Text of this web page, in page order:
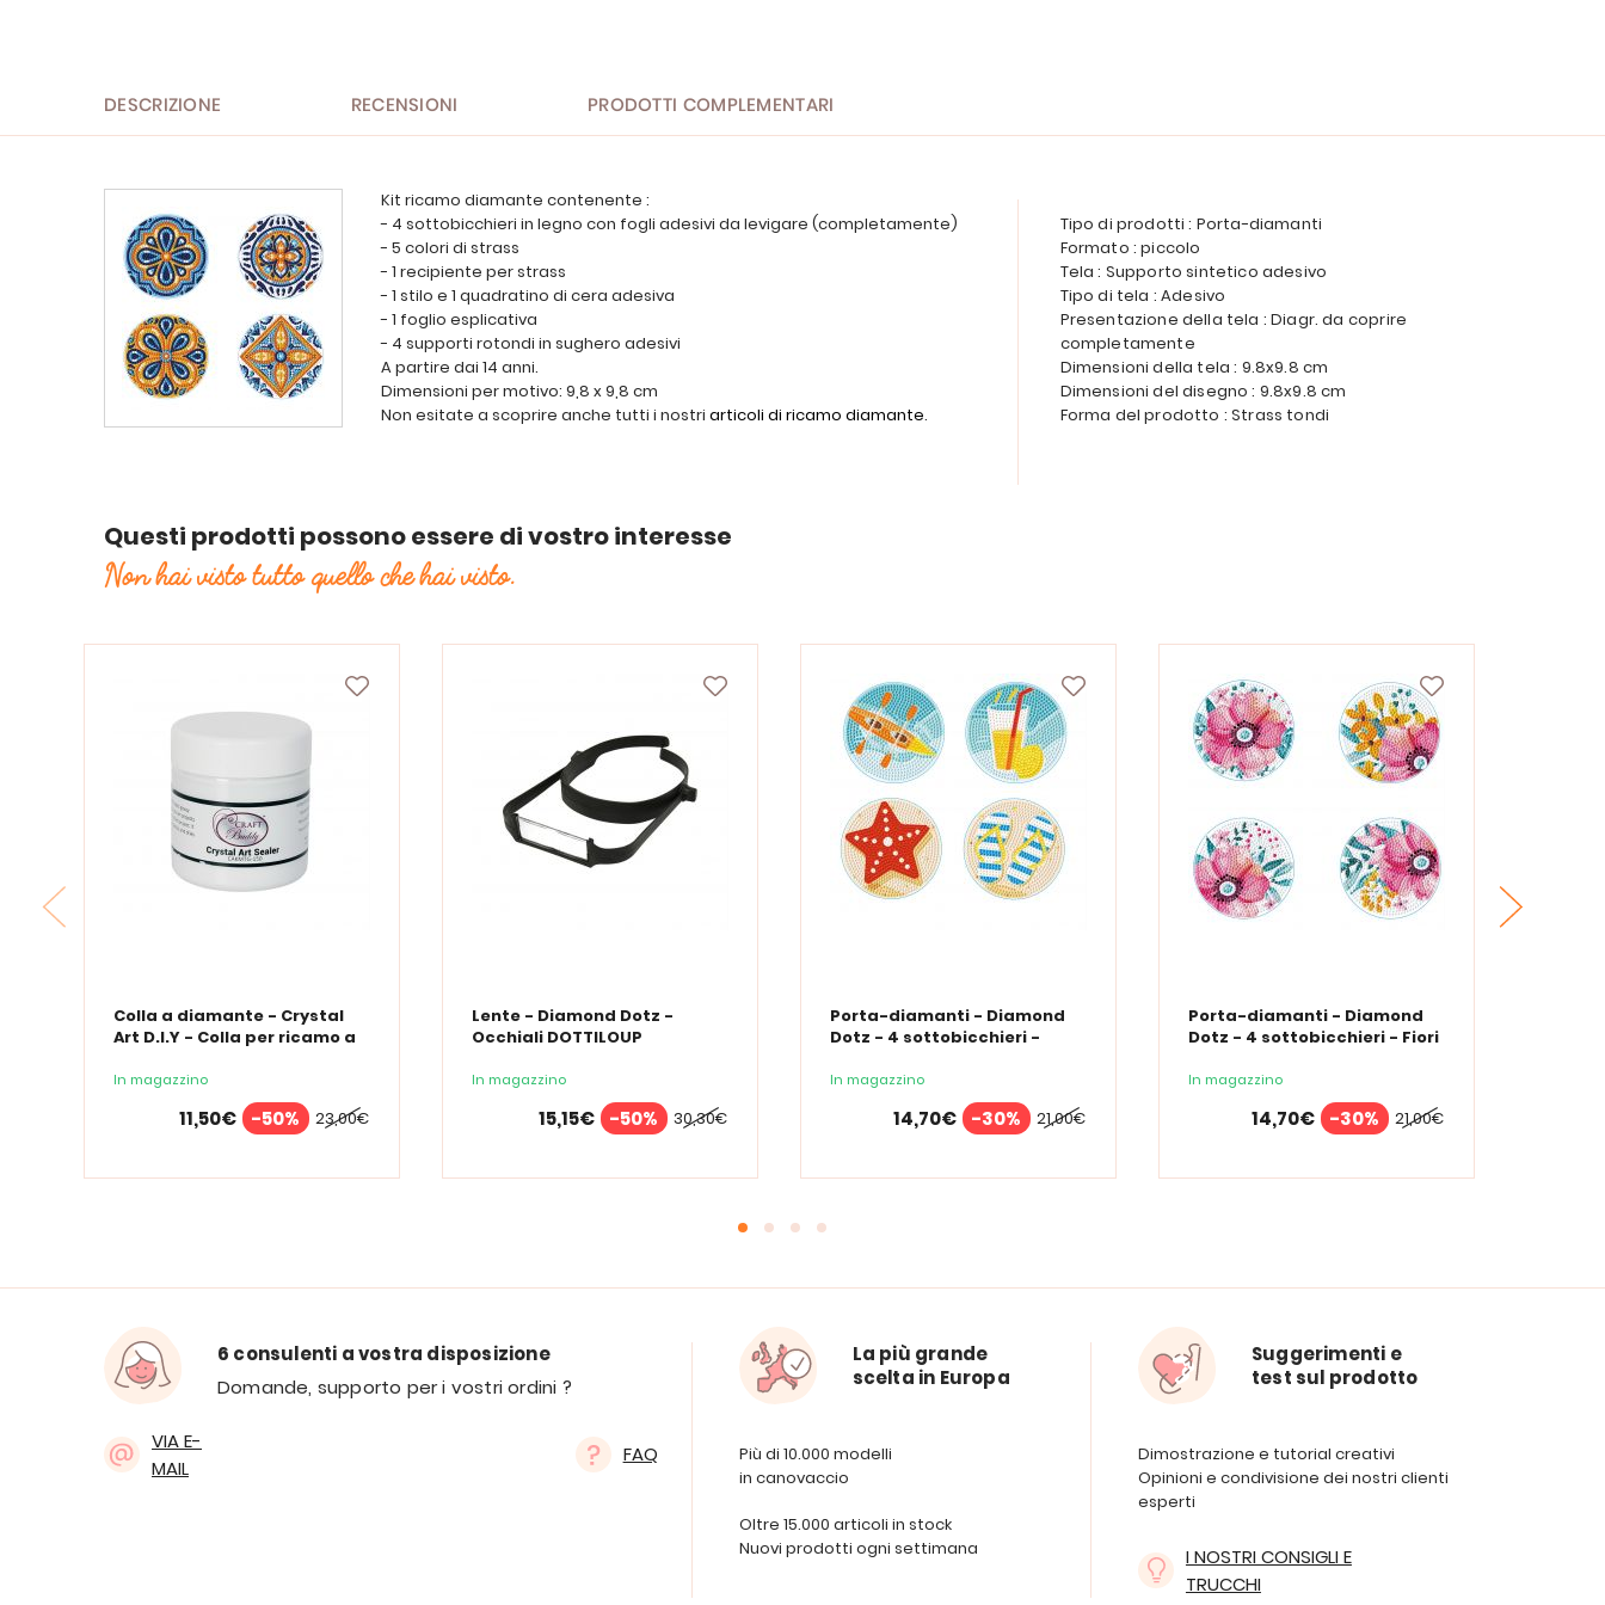
immagini
DESCRIZIONE RECENSIONI PRODOTTI COMPLEMENTARI
Kit ricamo diamante contenente :
- 4 sottobicchieri in legno con fogli adesivi da levigare (completamente)
- 5 colori di strass
- 1 recipiente per strass
- 1 stilo e 1 quadratino di cera adesiva
- 1 foglio esplicativa
- 4 supporti rotondi in sughero adesivi
A partire dai 14 anni.
Dimensioni per motivo: 9,8 x 9,8 cm
Non esitate a scoprire anche tutti i nostri articoli di ricamo diamante.
Tipo di prodotti : Porta-diamanti
Formato : piccolo
Tela : Supporto sintetico adesivo
Tipo di tela : Adesivo
Presentazione della tela : Diagr. da coprire
completamente
Dimensioni della tela : 9.8x9.8 cm
Dimensioni del disegno : 9.8x9.8 cm
Forma del prodotto : Strass tondi
Questi prodotti possono essere di vostro interesse
Non hai visto tutto quello che hai visto.
Colla a diamante - Crystal
Art D.I.Y - Colla per ricamo a
In magazzino
23,00€
11,50€ -50%
Lente - Diamond Dotz -
Occhiali DOTTILOUP
In magazzino
30,30€
15,15€ -50%
Porta-diamanti - Diamond
Dotz - 4 sottobicchieri -
In magazzino
21,00€
14,70€ -30%
Porta-diamanti - Diamond
Dotz - 4 sottobicchieri - Fiori
In magazzino
21,00€
14,70€ -30%
6 consulenti a vostra disposizione
Domande, supporto per i vostri ordini ?
VIA E-
MAIL
FAQ
La più grande
scelta in Europa
Più di 10.000 modelli
in canovaccio
Oltre 15.000 articoli in stock
Nuovi prodotti ogni settimana
Suggerimenti e
test sul prodotto
Dimostrazione e tutorial creativi
Opinioni e condivisione dei nostri clienti
esperti
I NOSTRI CONSIGLI E
TRUCCHI